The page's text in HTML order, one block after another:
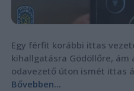
Egy férfit korábbi ittas
kihallgatásra Gödöllőre, ám
odavezető úton ismét ittas
Bővebben...